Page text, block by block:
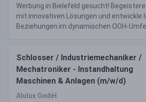
Werbung in Bielefeld gesucht!
mit innovativen Lösungen und entwickle
Beziehungen im dynamischen OOH-
Schlosser / Industriemechaniker /
Mechatroniker - Instandhaltung
Maschinen & Anlagen (m/w/d)
Alulux GmbH